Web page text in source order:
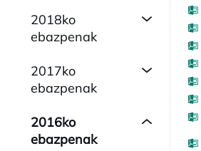
2018ko
ebazpenak
2017ko
ebazpenak
2016ko
ebazpenak